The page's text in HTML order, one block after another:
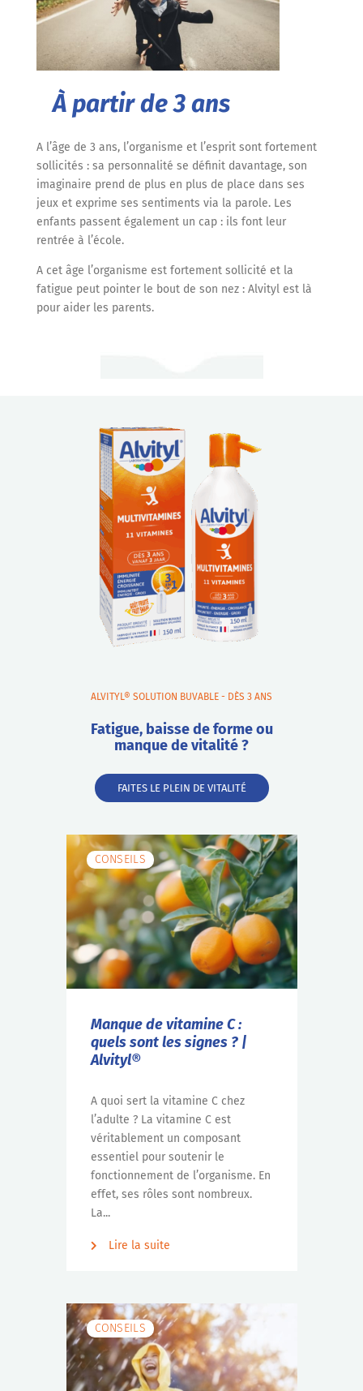
Àpartir de 3 ans
A l’âge de 3 ans, l’organisme et l’esprit sont fortement
sollicités : sa personnalité se définit davantage, son
imaginaire prend de plus en plus de place dans ses
jeux et exprime ses sentiments via la parole. Les
enfants passent également un cap : ils font leur
rentrée à l’école.
A cet âge l’organisme est fortement sollicité et la
fatigue peut pointer le bout de son nez : Alvityl est là
pour aider les parents.
ALVITYL® SOLUTION BUVABLE - DÈS 3 ANS
Fatigue, baisse de forme ou
manque de vitalité ?
FAITES LE PLEIN DE VITALITÉ
CONSEILS
Manque de vitamine C :
quels sont les signes ? |
Alvityl®
A quoi sert la vitamine C chez
l’adulte ? La vitamine C est
véritablement un composant
essentiel pour soutenir le
fonctionnement de l’organisme. En
effet, ses rôles sont nombreux.
La...
Lire la suite
CONSEILS